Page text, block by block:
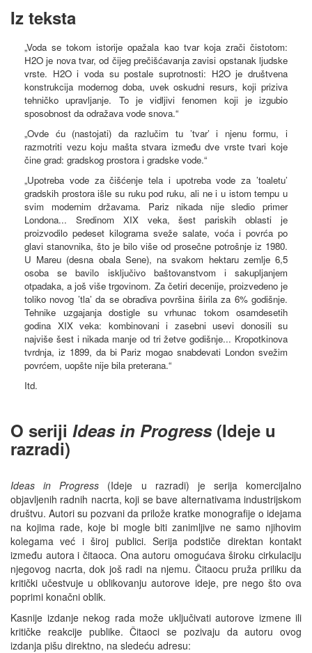
Iz teksta
„Voda se tokom istorije opažala kao tvar koja zrači čistotom:
H2O je nova tvar, od čijeg prečišćavanja zavisi opstanak ljudske
vrste. H2O i voda su postale suprotnosti: H2O je društvena
konstrukcija modernog doba, uvek oskudni resurs, koji priziva
tehničko upravljanje. To je vidljivi fenomen koji je izgubio
sposobnost da odražava vode snova.“
„Ovde ću (nastojati) da razlučim tu ’tvar’ i njenu formu, i
razmotriti vezu koju mašta stvara između dve vrste tvari koje
čine grad: gradskog prostora i gradske vode.“
„Upotreba vode za čišćenje tela i upotreba vode za ’toaletu’
gradskih prostora išle su ruku pod ruku, ali ne i u istom tempu u
svim modernim državama. Pariz nikada nije sledio primer
Londona... Sredinom XIX veka, šest pariskih oblasti je
proizvodilo pedeset kilograma sveže salate, voća i povrća po
glavi stanovnika, što je bilo više od prosečne potrošnje iz 1980.
U Mareu (desna obala Sene), na svakom hektaru zemlje 6,5
osoba se bavilo isključivo baštovanstvom i sakupljanjem
otpadaka, a još više trgovinom. Za četiri decenije, proizvedeno je
toliko novog ’tla’ da se obradiva površina širila za 6% godišnje.
Tehnike uzgajanja dostigle su vrhunac tokom osamdesetih
godina XIX veka: kombinovani i zasebni usevi donosili su
najviše šest i nikada manje od tri žetve godišnje... Kropotkinova
tvrdnja, iz 1899, da bi Pariz mogao snabdevati London svežim
povrćem, uopšte nije bila preterana.“
Itd.
O seriji Ideas in Progress(Ideje u
razradi)
Ideas in Progress (Ideje u razradi) je serija komercijalno
objavljenih radnih nacrta, koji se bave alternativama industrijskom
društvu. Autori su pozvani da prilože kratke monografije o idejama
na kojima rade, koje bi mogle biti zanimljive ne samo njihovim
kolegama već i široj publici. Serija podstiče direktan kontakt
između autora i čitaoca. Ona autoru omogućava široku cirkulaciju
njegovog nacrta, dok još radi na njemu. Čitaocu pruža priliku da
kritički učestvuje u oblikovanju autorove ideje, pre nego što ova
poprimi konačni oblik.
Kasnije izdanje nekog rada može uključivati autorove izmene ili
kritičke reakcije publike. Čitaoci se pozivaju da autoru ovog
izdanja pišu direktno, na sledeću adresu: